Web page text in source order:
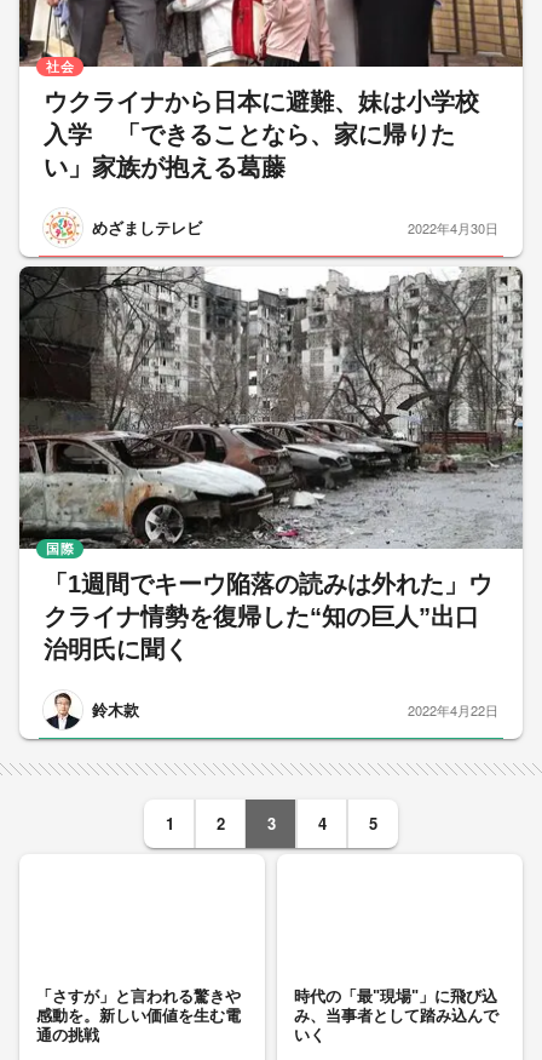
ウクライナから日本に避難、妹は小学校
入学 「できることなら、家に帰りた
い」家族が抱える葛藤
めざましテレビ
社会
2022年4月30日
「1週間でキーウ陥落の読みは外れた」ウ
クライナ情勢を復帰した“知の巨人”出口
治明氏に聞く
鈴木款
国際
2022年4月22日
1 2 3 4 5
「さすが」と言われる驚きや
感動を。新しい価値を生む電
通の挑戦
時代の「最"現場"」に飛び込
み、当事者として踏み込んで
いく